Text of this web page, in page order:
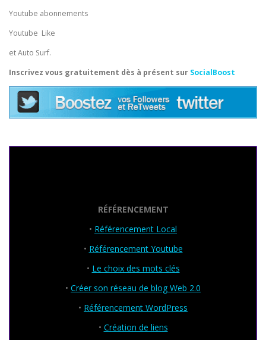
Youtube abonnements
Youtube Like
et Auto Surf.
Inscrivez vous gratuitement dès à présent sur SocialBoost
RÉFÉRENCEMENT
• Référencement Local
• Référencement Youtube
• Le choix des mots clés
• Créer son réseau de blog Web 2.0
• Référencement WordPress
• Création de liens